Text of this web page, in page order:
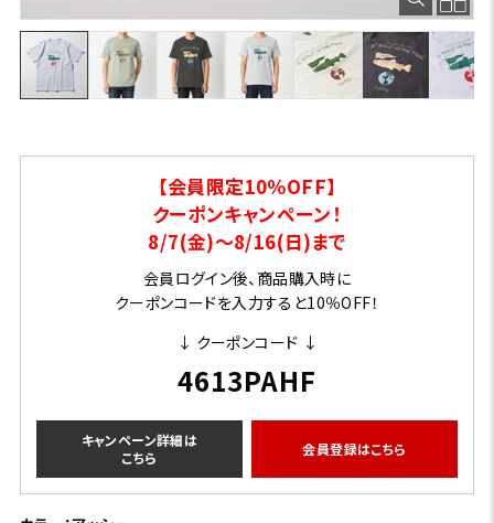
【会員限定10％OFF】
クーポンキャンペーン！
8/7(金)～8/16(日)まで
会員ログイン後、商品購入時に
クーポンコードを入力すると10％OFF！
↓ クーポンコード ↓
4613PAHF
キャンペーン詳細は
こちら
会員登録はこちら